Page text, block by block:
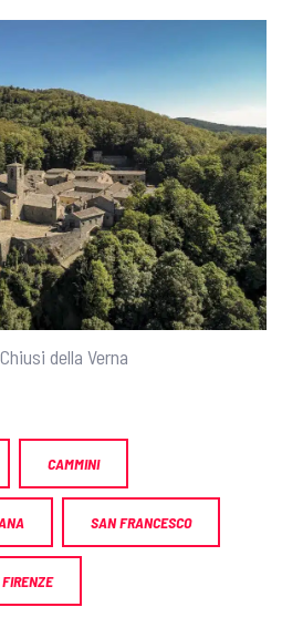
della Verna
CAMMINI
SAN FRANCESCO